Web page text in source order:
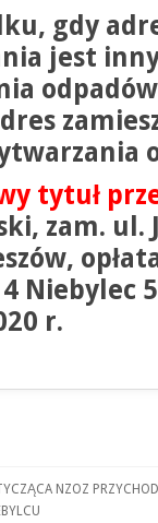
gdy
jest
tytuł
zam. ul.
Niebylec
r.
NZOZ